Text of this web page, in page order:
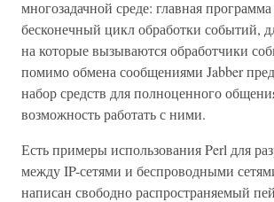
многозадачной среде: главная
бесконечный цикл обработки событий,
на которые вызываются обработчики
помимо обмена сообщениями Jabber
набор средств для полноценного
возможность работать с ними.
Есть примеры использования Perl для
между IP-сетями и беспроводными
написан свободно распространяемый